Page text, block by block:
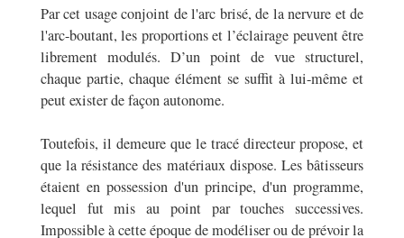
Par cet usage conjoint de l'arc brisé, de la nervure et de
l'arc-boutant, les proportions et l’éclairage peuvent être
librement modulés. D’un point de vue structurel,
chaque partie, chaque élément se suffit à lui-même et
peut exister de façon autonome.
Toutefois, il demeure que le tracé directeur propose, et
que la résistance des matériaux dispose. Les bâtisseurs
étaient en possession d'un principe, d'un programme,
lequel fut mis au point par touches successives.
Impossible à cette époque de modéliser ou de prévoir la